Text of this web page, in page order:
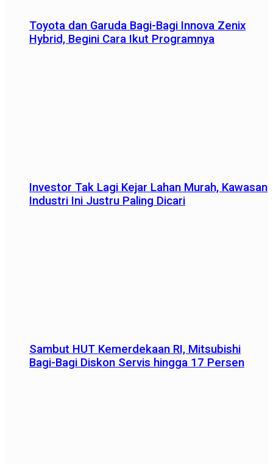
Toyota dan Garuda Bagi-Bagi Innova Zenix
Hybrid, Begini Cara Ikut Programnya
Investor Tak Lagi Kejar Lahan Murah, Kawasan
Industri Ini Justru Paling Dicari
Sambut HUT Kemerdekaan RI, Mitsubishi
Bagi-Bagi Diskon Servis hingga 17 Persen